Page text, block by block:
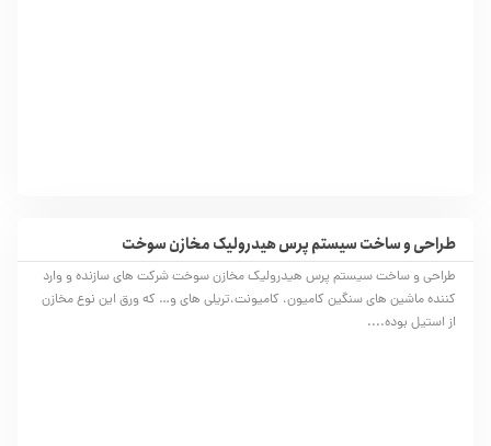
طراحی و ساخت سیستم پرس هیدرولیک مخازن سوخت
طراحی و ساخت سیستم پرس هیدرولیک مخازن سوخت شرکت های سازنده و وارد
کننده ماشین های سنگین کامیون، کامیونت،تریلی های و… که ورق این نوع مخازن
از استیل بوده....